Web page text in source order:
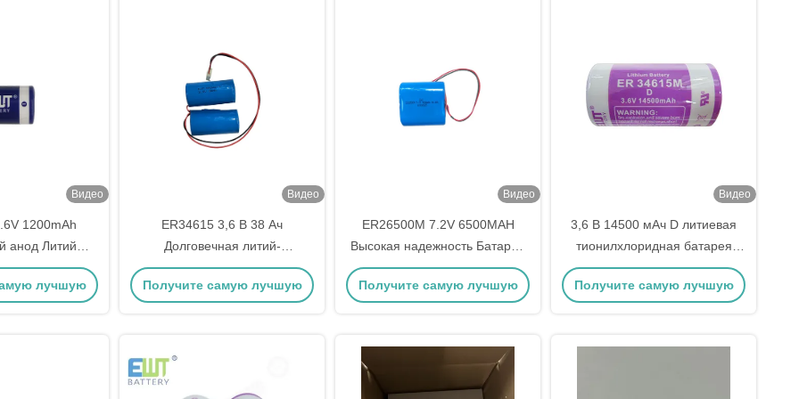
Видео
1200mAh
анод Литий
для высокой
лучшую
Видео
ER34615 3,6 В 38 Ач
Долговечная литий-
тионилхлоридная батарея для
промышленного оборудования
Получите самую лучшую
Видео
ER26500M 7.2V 6500MAH
Высокая надежность Батарея
с литиевым тиониловым
хлоридом с низким
Получите самую лучшую
Видео
3,6 В 14500 мАч D литиевая
тионилхлоридная батарея
ER34615M, CE
Получите самую лучшую